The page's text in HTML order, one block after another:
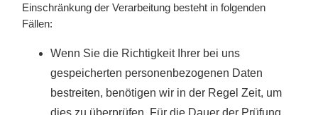
Einschränkung der Verarbeitung besteht in folgenden
Fällen:
Wenn Sie die Richtigkeit Ihrer bei uns
gespeicherten personenbezogenen Daten
bestreiten, benötigen wir in der Regel Zeit, um
dies zu überprüfen. Für die Dauer der Prüfung